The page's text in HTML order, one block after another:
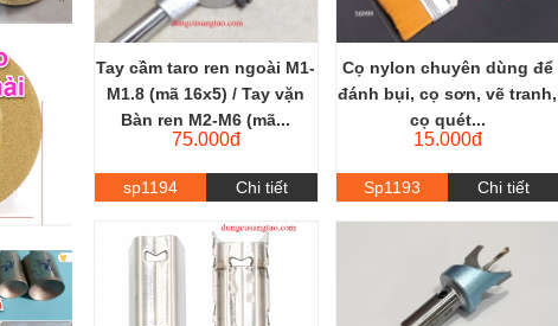
Tay cầm taro ren ngoài M1-
M1.8 (mã 16x5) / Tay vặn
Bàn ren M2-M6 (mã...
75.000đ
sp1194 Chi tiết
Cọ nylon chuyên dùng để
đánh bụi, cọ sơn, vẽ tranh,
cọ quét...
15.000đ
Sp1193 Chi tiết